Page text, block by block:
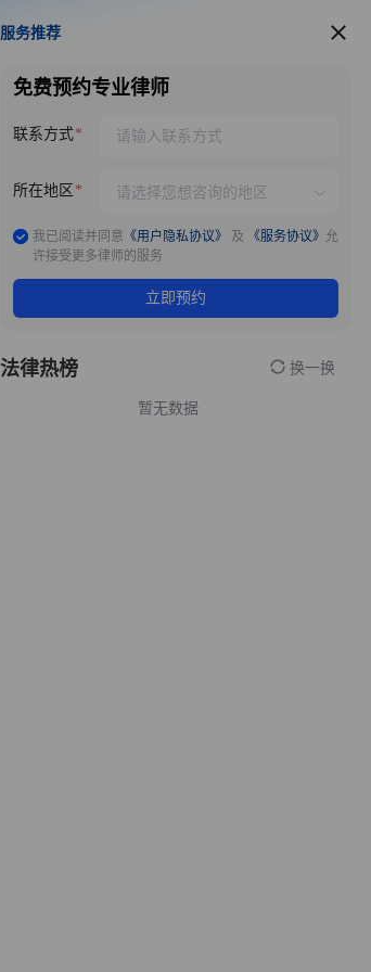
服务推荐
服务推荐
免费预约专业律师
联系方式
所在地区
我已阅读并同意 《用户隐私协议》 及 《服务协议》 允
许接受更多律师的服务
立即预约
法律热榜 换一换
暂无数据